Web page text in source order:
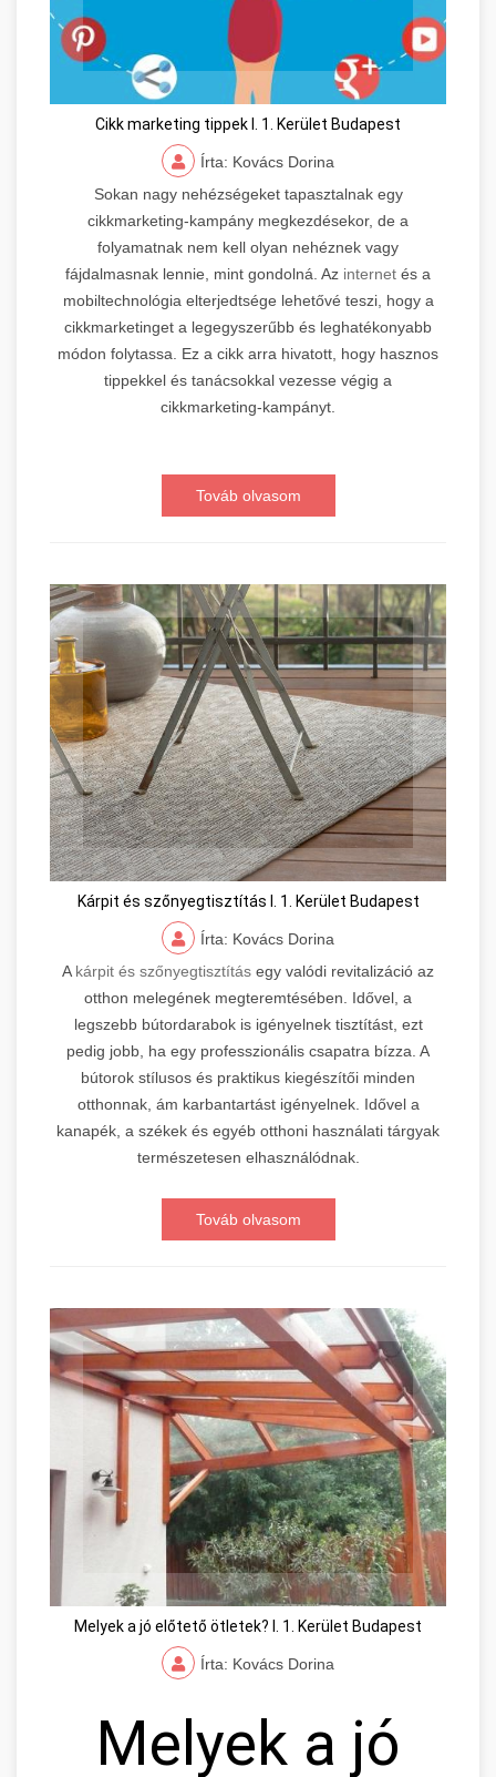
Cikk marketing tippek I. 1. Kerület Budapest
Írta: Kovács Dorina
Sokan nagy nehézségeket tapasztalnak egy
cikkmarketing-kampány megkezdésekor, de a
folyamatnak nem kell olyan nehéznek vagy
fájdalmasnak lennie, mint gondolná. Az internet és a
mobiltechnológia elterjedtsége lehetővé teszi, hogy a
cikkmarketinget a legegyszerűbb és leghatékonyabb
módon folytassa. Ez a cikk arra hivatott, hogy hasznos
tippekkel és tanácsokkal vezesse végig a
cikkmarketing-kampányt.
Továb olvasom
Kárpit és szőnyegtisztítás I. 1. Kerület Budapest
Írta: Kovács Dorina
A kárpit és szőnyegtisztítás egy valódi revitalizáció az
otthon melegének megteremtésében. Idővel, a
legszebb bútordarabok is igényelnek tisztítást, ezt
pedig jobb, ha egy professzionális csapatra bízza. A
bútorok stílusos és praktikus kiegészítői minden
otthonnak, ám karbantartást igényelnek. Idővel a
kanapék, a székek és egyéb otthoni használati tárgyak
természetesen elhasználódnak.
Továb olvasom
Melyek a jó előtető ötletek? I. 1. Kerület Budapest
Írta: Kovács Dorina
Melyek a jó